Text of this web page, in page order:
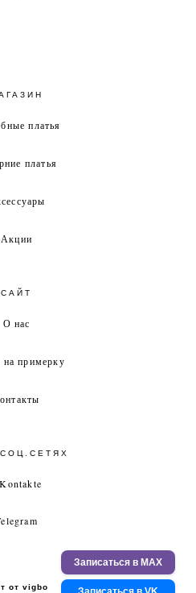
Записаться в MAX
платья
платья
Акции
САЙТ
О нас
на примерку
от vigbo